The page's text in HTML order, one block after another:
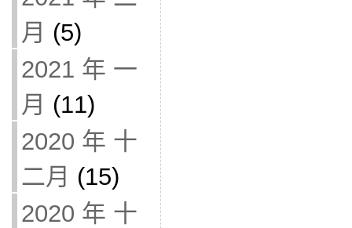
月 (5)
2021 年 一
月 (11)
2020 年 十
二月 (15)
2020 年 十